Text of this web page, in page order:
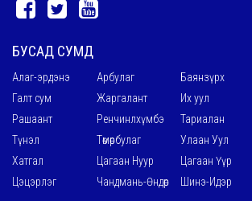
БУСАД СУМД
Алаг-эрдэнэ Арбулаг Баянзүрх
Галт сум
Жаргалант Их уул
Рашаант
Ренчинлхүмбэ Тариалан
Түнэл
Төмөрбулаг Улаан Уул
Хатгал
Цагаан Нуур Цагаан Үүр
Цэцэрлэг
Чандмань-Өндөр Шинэ-Идэр